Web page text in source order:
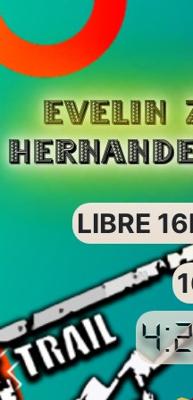
EVELIN
LIBRE